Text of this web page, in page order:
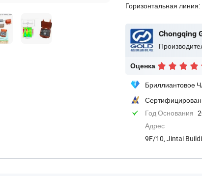
Горизонтальная линия:
Оценка
Бриллиантовое
Год Основания
Адрес
9F/10, Jintai